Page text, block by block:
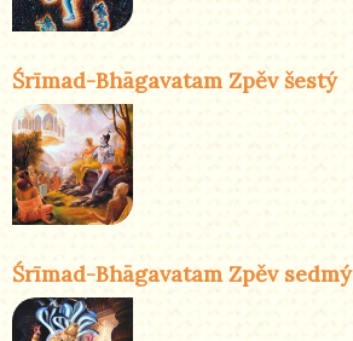
Śrīmad-Bhāgavatam Zpěv šestý
Śrīmad-Bhāgavatam Zpěv sedmý